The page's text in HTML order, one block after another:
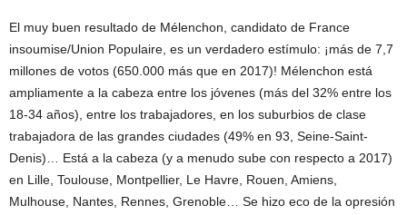
El muy buen resultado de Mélenchon, candidato de France
insoumise/Union Populaire, es un verdadero estímulo: ¡más de 7,7
millones de votos (650.000 más que en 2017)! Mélenchon está
ampliamente a la cabeza entre los jóvenes (más del 32% entre los
18-34 años), entre los trabajadores, en los suburbios de clase
trabajadora de las grandes ciudades (49% en 93, Seine-Saint-
Denis)… Está a la cabeza (y a menudo sube con respecto a 2017)
en Lille, Toulouse, Montpellier, Le Havre, Rouen, Amiens,
Mulhouse, Nantes, Rennes, Grenoble… Se hizo eco de la opresión